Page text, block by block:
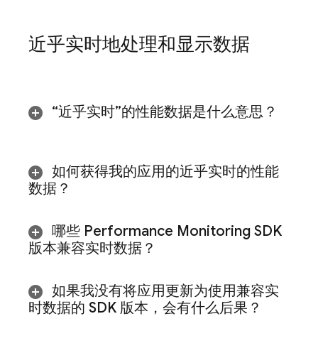
近乎实时地处理和显示数据
“近乎实时”的性能数据是什么意思？
如何获得我的应用的近乎实时的性能
数据？
哪些 Performance Monitoring SDK
版本兼容实时数据？
如果我没有将应用更新为使用兼容实
时数据的 SDK 版本，会有什么后果？